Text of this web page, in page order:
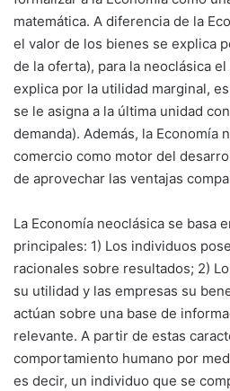
matemática. A diferencia de la
el valor de los bienes se explica
de la oferta), para la neoclásica
explica por la utilidad marginal,
se le asigna a la última unidad
demanda). Además, la Economía
comercio como motor del
de aprovechar las ventajas
La Economía neoclásica se basa
principales: 1) Los individuos
racionales sobre resultados; 2)
su utilidad y las empresas su
actúan sobre una base de
relevante. A partir de estas
comportamiento humano por
es decir, un individuo que se